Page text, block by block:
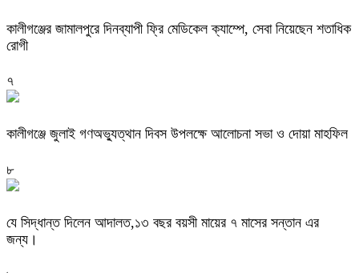
কালীগঞ্জের জামালপুরে দিনব্যাপী ফ্রি মেডিকেল ক্যাম্পে, সেবা নিয়েছেন শতাধিক
রোগী
৭
কালীগঞ্জে জুলাই গণঅভ্যুত্থান দিবস উপলক্ষে আলোচনা সভা ও দোয়া মাহফিল
৮
যে সিদ্ধান্ত দিলেন আদালত,১৩ বছর বয়সী মায়ের ৭ মাসের সন্তান এর
জন্য।